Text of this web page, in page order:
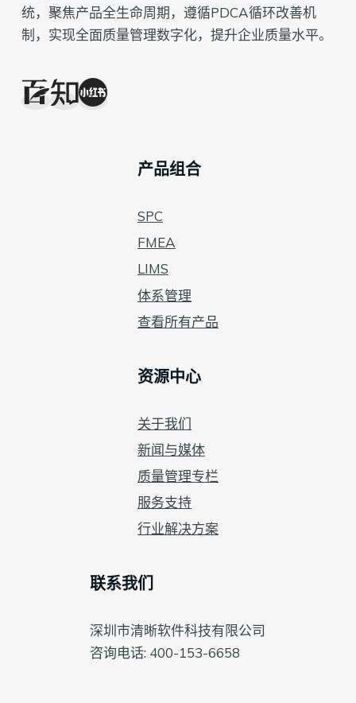
统，聚焦产品全生命周期，遵循PDCA循环改善机
制，实现全面质量管理数字化，提升企业质量水平。
产品组合
SPC
FMEA
LIMS
体系管理
查看所有产品
资源中心
关于我们
新闻与媒体
质量管理专栏
服务支持
行业解决方案
联系我们
深圳市清晰软件科技有限公司
咨询电话: 400-153-6658